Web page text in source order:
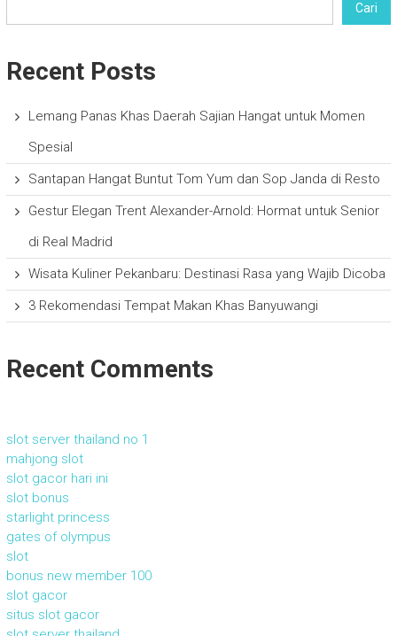
Cari
Recent Posts
Lemang Panas Khas Daerah Sajian Hangat untuk Momen
Spesial
Santapan Hangat Buntut Tom Yum dan Sop Janda di Resto
Gestur Elegan Trent Alexander-Arnold: Hormat untuk Senior
di Real Madrid
Wisata Kuliner Pekanbaru: Destinasi Rasa yang Wajib Dicoba
3 Rekomendasi Tempat Makan Khas Banyuwangi
Recent Comments
slot server thailand no 1
mahjong slot
slot gacor hari ini
slot bonus
starlight princess
gates of olympus
slot
bonus new member 100
slot gacor
situs slot gacor